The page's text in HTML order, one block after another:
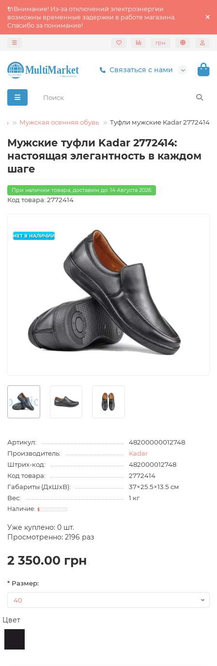
🔌Внимание! Из‑за отключений электроэнергии
возможны временные задержки в работе магазина.
Спасибо за понимание!
грн
Связаться с нами
Мужская осенняя обувь Туфли мужские Kadar 2772414
Mужские туфли Kadar 2772414:
настоящая элегантность в каждом
шаге
При наличии товара, доставим до: 14 Августа 2026
Код товара: 2772414
НЕТ В НАЛИЧИИ
Артикул:
48200000012748
Производитель:
Kadar
Штрих-код:
482000012748
Код товара:
2772414
Габариты (ДхШхВ):
37×25.5×13.5 см
Вес:
1 кг
Уже куплено: 0 шт.
Просмотренно: 2196 раз
2 350.00 грн
* Размер:
Цвет